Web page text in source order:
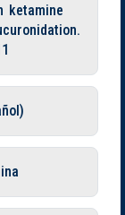
ketamine